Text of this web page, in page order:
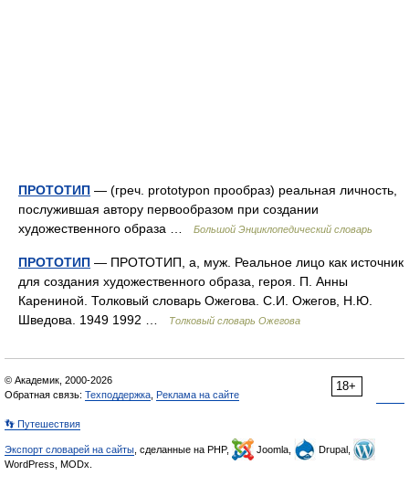
ПРОТОТИП — (греч. prototypon прообраз) реальная личность,
послужившая автору первообразом при создании
художественного образа …
Большой Энциклопедический словарь
ПРОТОТИП — ПРОТОТИП, а, муж. Реальное лицо как источник
для создания художественного образа, героя. П. Анны
Карениной. Толковый словарь Ожегова. С.И. Ожегов, Н.Ю.
Шведова. 1949 1992 …
Толковый словарь Ожегова
18+
© Академик, 2000-2026
Обратная связь: Техподдержка Реклама на сайте
👣 Путешествия
Экспорт словарей на сайты , сделанные на PHP, Joomla,
Drupal,
WordPress, MODx.